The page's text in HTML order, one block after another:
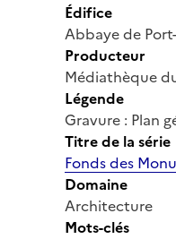
Édifice
Abbaye de
Producteur
Médiathèque
Légende
Gravure : Plan
Titre de la série
Fonds des
Domaine
Architecture
Mots-clés